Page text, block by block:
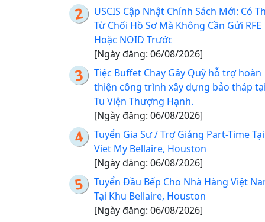
USCIS Cập Nhật Chính Sách Mới: Có
Từ Chối Hồ Sơ Mà Không Cần Gửi RFE
Hoặc NOID Trước
[Ngày đăng: 06/08/2026]
Tiệc Buffet Chay Gây Quỹ hỗ trợ hoàn
thiện công trình xây dựng bảo tháp tại
Tu Viện Thượng Hạnh.
[Ngày đăng: 06/08/2026]
Tuyển Gia Sư / Trợ Giảng Part-Time
Viet My Bellaire, Houston
[Ngày đăng: 06/08/2026]
Tuyển Đầu Bếp Cho Nhà Hàng Việt
Tại Khu Bellaire, Houston
[Ngày đăng: 06/08/2026]